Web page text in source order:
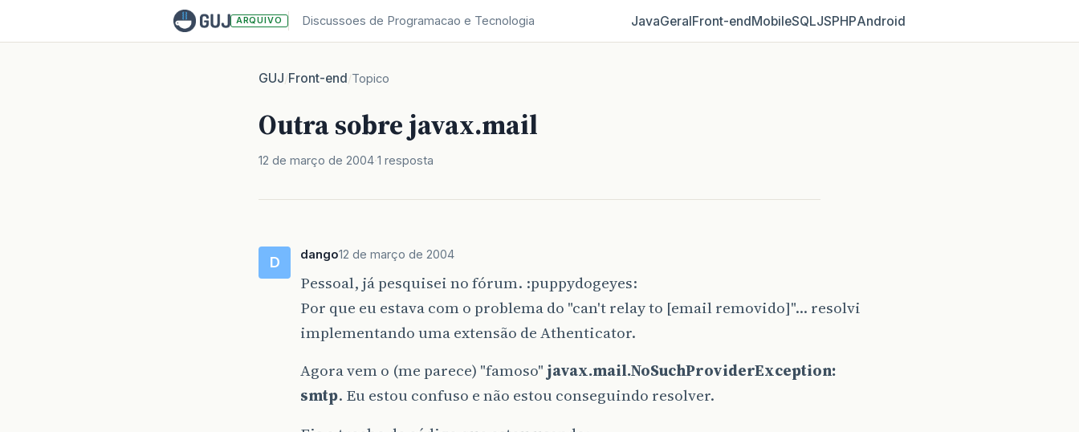
ARQUIVO Discussoes de Programacao e Tecnologia JavaGeralFront‑endMobileSQLJSPHPAndroid
GUJ/Front-end/Topico
Outra sobre javax.mail
12 de março de 2004 1 resposta
D dango12 de março de 2004
Pessoal, já pesquisei no fórum. :puppydogeyes:
Por que eu estava com o problema do "can't relay to [email removido]"... resolvi
implementando uma extensão de Athenticator.
Agora vem o (me parece) "famoso" javax.mail.NoSuchProviderException:
smtp. Eu estou confuso e não estou conseguindo resolver.